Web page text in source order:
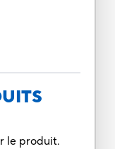
le produit.